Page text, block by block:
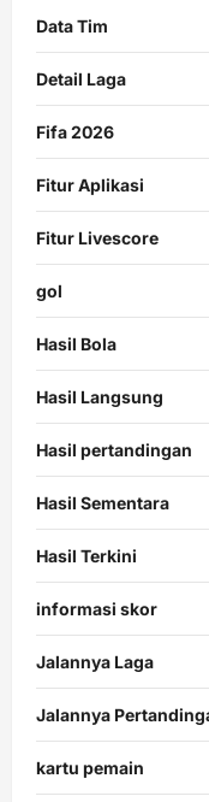
Data Tim
Detail Laga
Fifa 2026
Fitur Aplikasi
Fitur Livescore
gol
Hasil Bola
Hasil Langsung
Hasil pertandingan
Hasil Sementara
Hasil Terkini
informasi skor
Jalannya Laga
Jalannya
kartu pemain